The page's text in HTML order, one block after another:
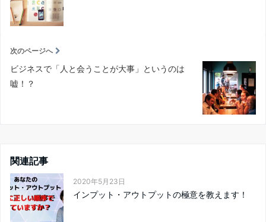
次のページへ
ビジネスで「人と会うことが大事」というのは
嘘！？
関連記事
2020年5月23日
インプット・アウトプットの極意を教えます！